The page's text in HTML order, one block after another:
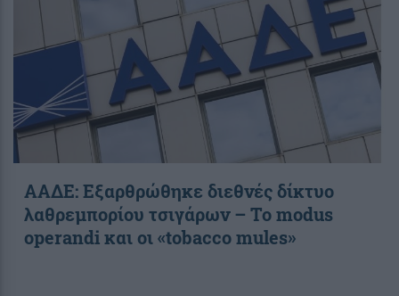
ΑΑΔΕ: Εξαρθρώθηκε διεθνές δίκτυο
λαθρεμπορίου τσιγάρων – Το modus
operandi και οι «tobacco mules»